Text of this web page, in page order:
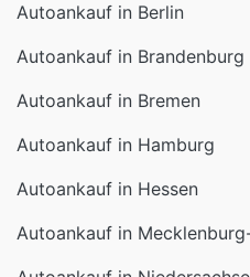
Autoankauf in Niedersachsen